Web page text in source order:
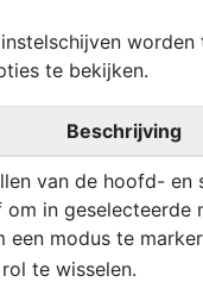
worden
te bekijken.
Beschrijving
van de hoofd- en
om in geselecteerde
een modus te
te wisselen.